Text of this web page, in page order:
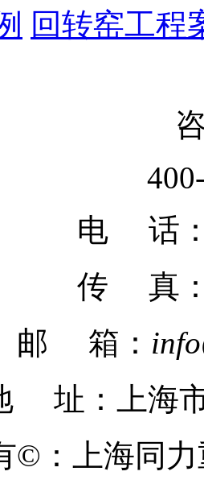
回转窑工程
电 话：
传 真
邮 箱：
址：上海市
©：上海同